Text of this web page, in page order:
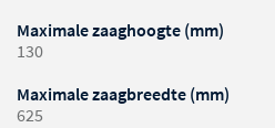
Maximale zaaghoogte (mm)
130
Maximale zaagbreedte (mm)
625